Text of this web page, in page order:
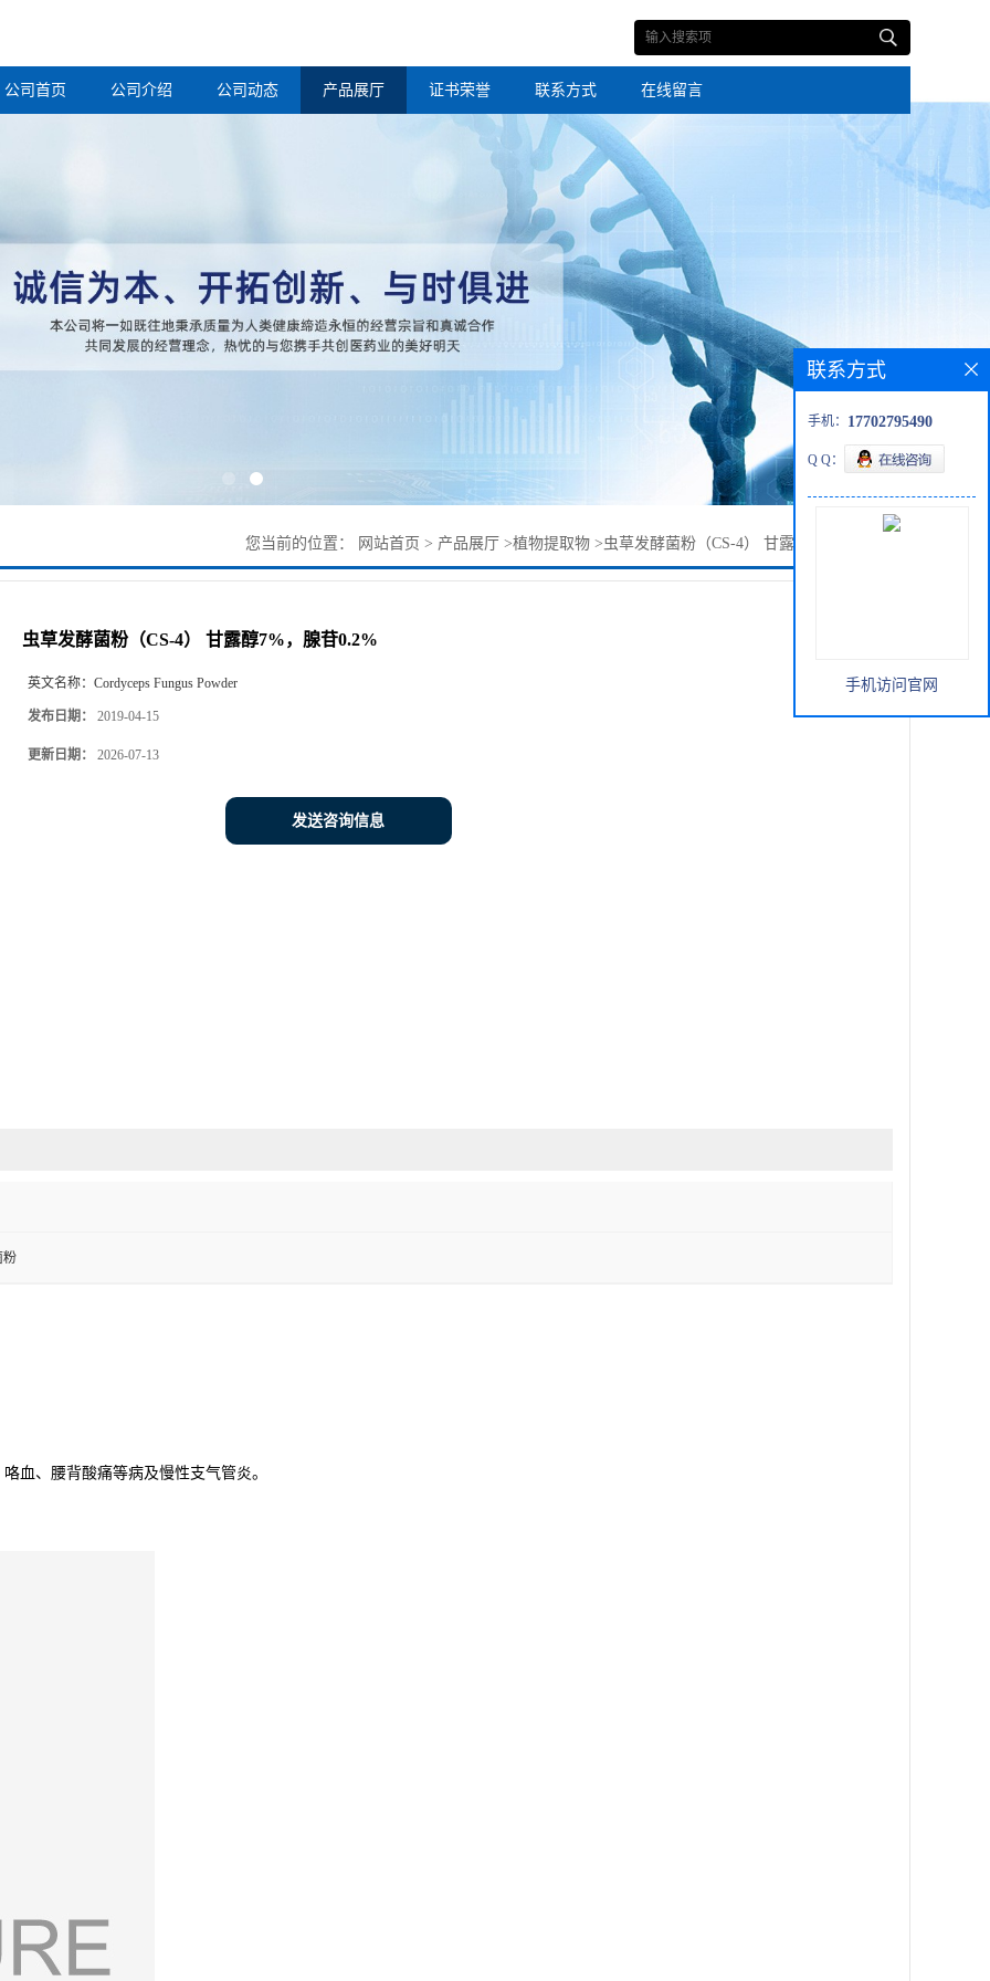
公司首页 公司介绍 公司动态 产品展厅 证书荣誉 联系方式 在线留言
您当前的位置： 网站首页 > 产品展厅 >植物提取物 >虫草发酵菌粉（CS-4） 甘露醇7%，腺苷0.2%
虫草发酵菌粉（CS-4） 甘露醇7%，腺苷0.2%
英文名称： Cordyceps Fungus Powder
发布日期： 2019-04-15
更新日期： 2026-07-13
发送咨询信息
粉
血、腰背酸痛等病及慢性支气管炎。
联系方式
手机： 17702795490
Q Q：
手机访问官网